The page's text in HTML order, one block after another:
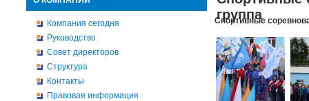
Компания сегодня
Руководство
Совет директоров
Структура
Контакты
Правовая информация
группа
Спортивные